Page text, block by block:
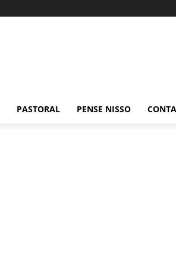
PASTORAL PENSE NISSO